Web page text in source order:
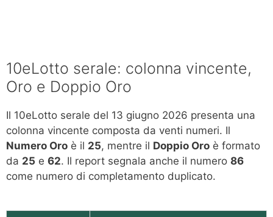
10eLotto serale: colonna vincente,
Oro e Doppio Oro
Il 10eLotto serale del 13 giugno 2026 presenta una
colonna vincente composta da venti numeri. Il
Numero Oro è il 25, mentre il Doppio Oro è formato
da 25 e 62. Il report segnala anche il numero 86
come numero di completamento duplicato.